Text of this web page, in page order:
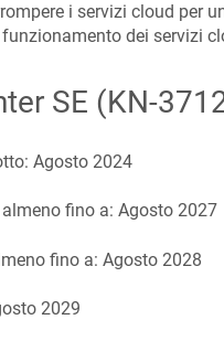
i servizi cloud per
dei servizi
SE (KN-
Agosto 2024
fino a: Agosto 2027
fino a: Agosto 2028
2029